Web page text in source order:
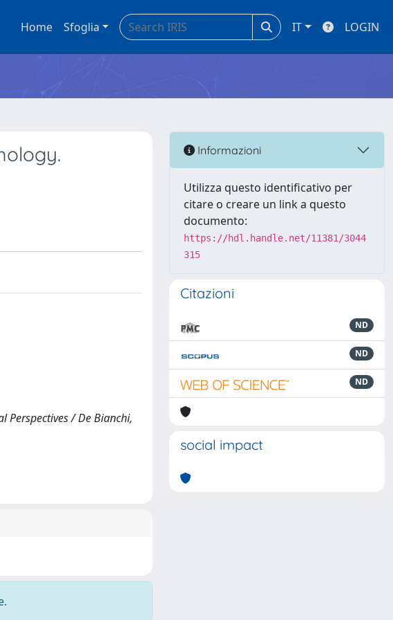
Home Sfoglia IT LOGIN
Perspectives / De Bianchi,
Informazioni
Utilizza questo identificativo per
citare o creare un link a questo
documento:
https://hdl.handle.net/11381/3044
315
Citazioni
ND
ND
ND
social impact